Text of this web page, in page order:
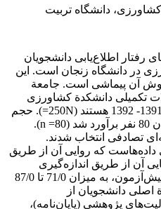
دانشگاه تربیت
اطلاع‌یابی دانشجویان
در دانشگاه زنجان است. این
آن پیماشی است. جامعة
تکمیلی دانشکدة کشاورزی
دانشگاه زنجان در سال تحصیلی 1391- 1392 هستند (250N=). حجم
نمونه با استفاده از فرمول کوکران 80 نفر برآورد شد (80= n).
تصادفی انتخاب شدند.
داده‌هاست که روایی آن از طریق
آن از طریق اندازه‌گیری
ضریب آلفای کرونباخ در مرحلة پیش‌آزمون، به میزان 71/0 تا 87/0
اصلی دانشجویان از
پژوهشی (پایان‌نامه)،